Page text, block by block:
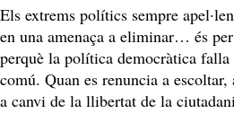
Els extrems polítics sempre
en una amenaça a eliminar… és
perquè la política democràtica falla
comú. Quan es renuncia a
a canvi de la llibertat de la